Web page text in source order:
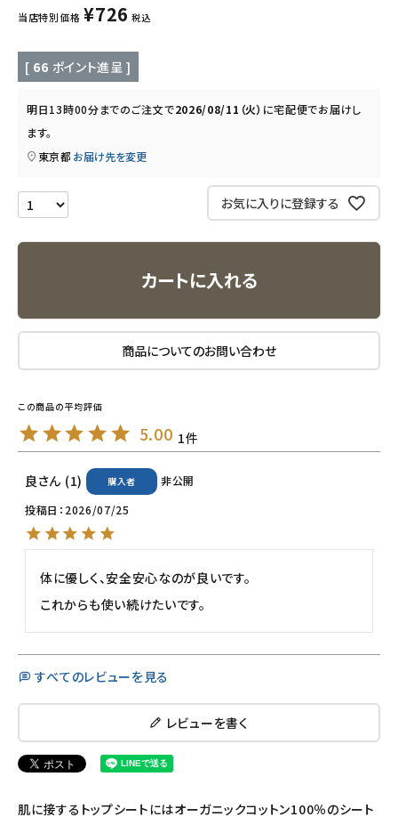
ブランド
定期購入
オリジナルブランド
ナチュラムーン
アルモニベルツ
コラム・スタッフのおすすめ
ご利用ガイド等
アカウント情報
当店特別価格 ¥726 税込
[ 66 ポイント進呈 ]
明日13時00分までのご注文で2026/08/11（火） に宅配便でお届けし
ます。
東京都 お届け先を変更
お気に入りに登録する
カートに入れる
商品についてのお問い合わせ
5.00 1
良 1 購入者
非公開
投稿日
2026/07/25
体に優しく、安全安心なのが良いです。
これからも使い続けたいです。
すべてのレビューを見る
レビューを書く
肌に接するトップシートにはオーガニックコットン100％のシート